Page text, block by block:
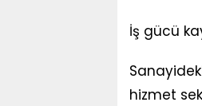
İş gücü
hizmet